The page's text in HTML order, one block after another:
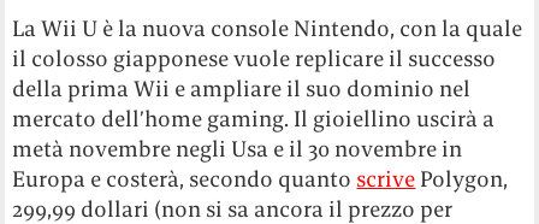
La Wii U è la nuova console Nintendo, con la quale
il colosso giapponese vuole replicare il successo
della prima Wii e ampliare il suo dominio nel
mercato dell’home gaming. Il gioiellino uscirà a
metà novembre negli Usa e il 30 novembre in
Europa e costerà, secondo quanto scrive Polygon,
299,99 dollari (non si sa ancora il prezzo per